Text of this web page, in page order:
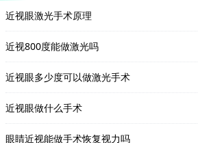
近视眼激光手术原理
近视800度能做激光吗
近视眼多少度可以做激光手术
近视眼做什么手术
眼睛近视能做手术恢复视力吗